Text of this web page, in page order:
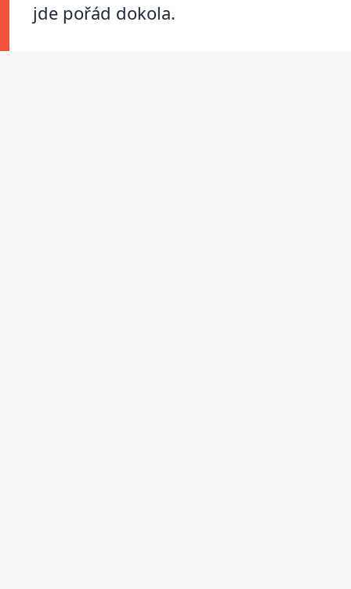
jde pořád dokola.